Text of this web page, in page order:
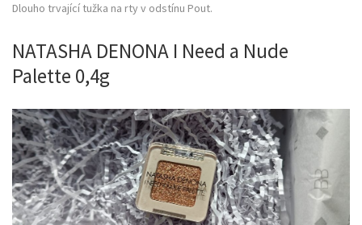
Dlouho trvající tužka na rty v odstínu Pout.
NATASHA DENONA I Need a Nude
Palette 0,4g